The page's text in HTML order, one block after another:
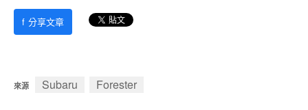
f 分享文章
來源 Subaru Forester